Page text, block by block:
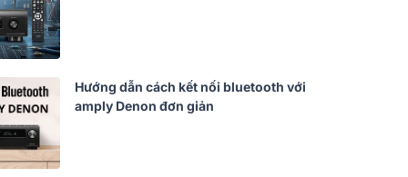
Hướng dẫn cách kết nối bluetooth với
amply Denon đơn giản